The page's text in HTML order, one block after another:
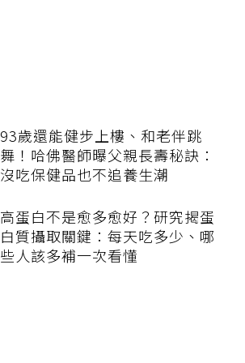
93歲還能健步上樓、和老伴跳
舞！哈佛醫師曝父親長壽秘訣：
沒吃保健品也不追養生潮
高蛋白不是愈多愈好？研究揭蛋
白質攝取關鍵：每天吃多少、哪
些人該多補一次看懂